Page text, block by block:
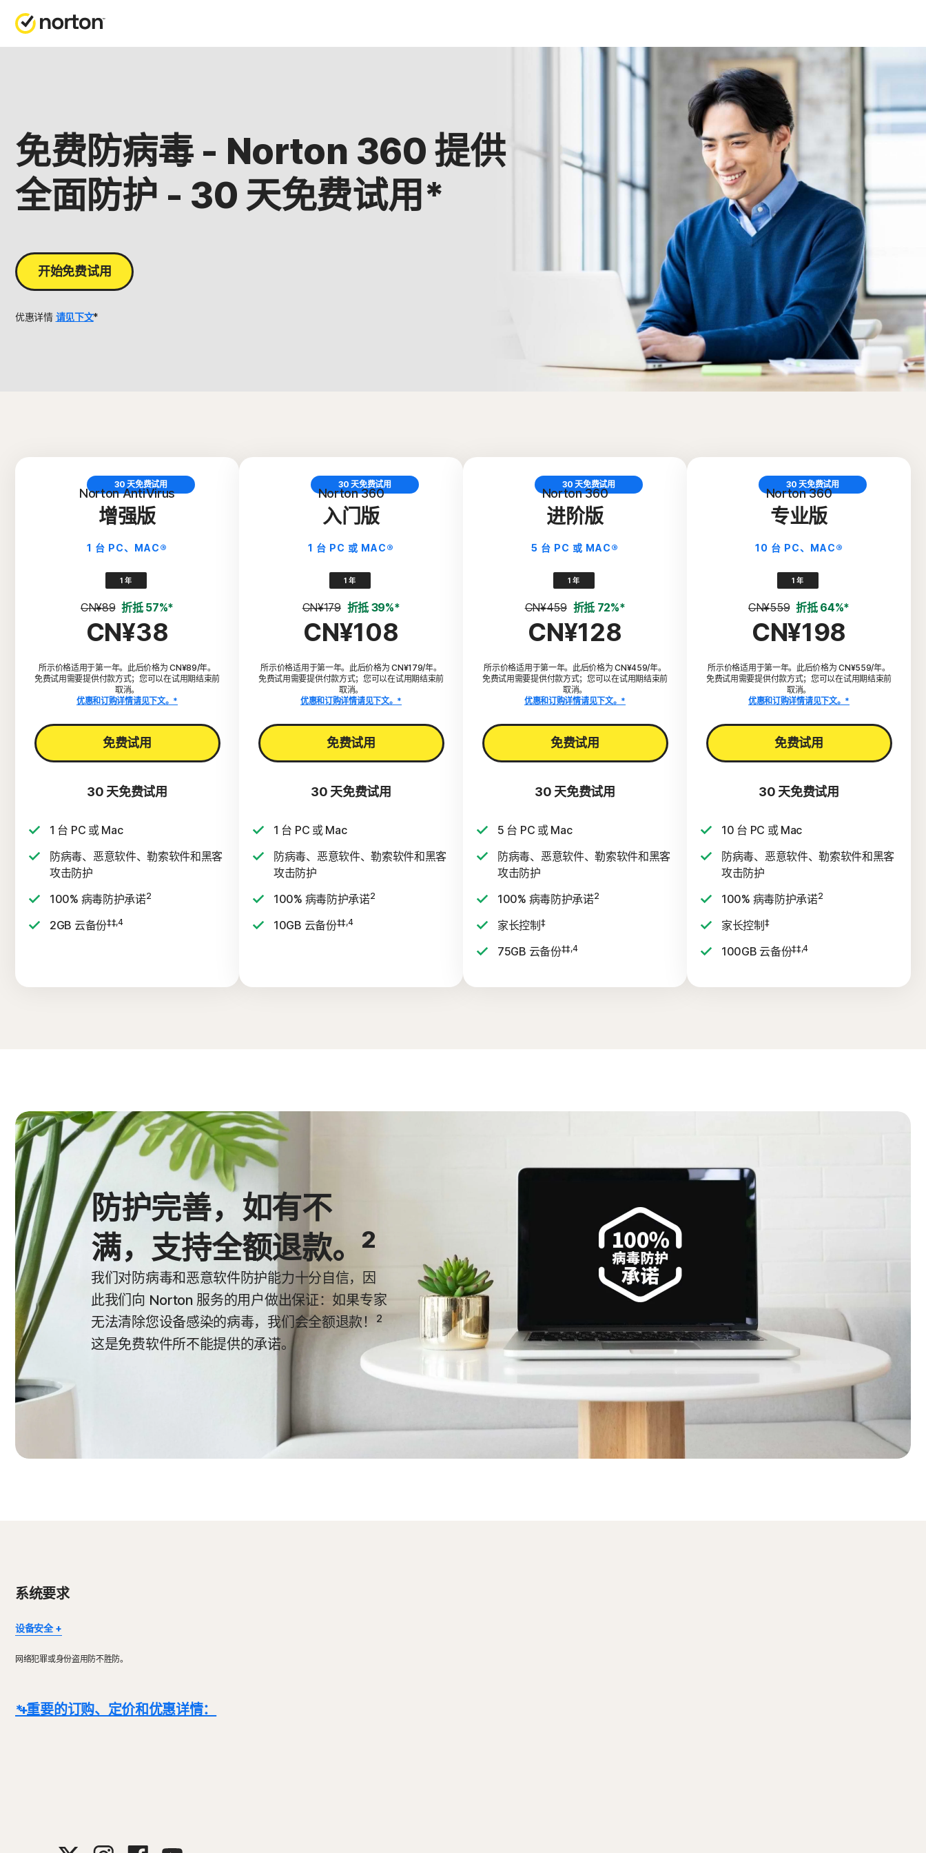
免费防病毒 - Norton 360 提供
全面防护 - 30 天免费试用*
开始免费试用
优惠详情 请见下文*
30 天免费试用
Norton AntiVirus
增强版
1 台 PC、MAC®
1 年
CN¥89 折抵 57%*
CN¥38
所示价格适用于第一年。此后价格为 CN¥89/年。
免费试用需要提供付款方式；您可以在试用期结束前
取消。
优惠和订购详情请见下文。*
免费试用
30 天免费试用
1 台 PC 或 Mac
防病毒、恶意软件、勒索软件和黑客
攻击防护
100% 病毒防护承诺2
2GB 云备份‡‡,4
30 天免费试用
Norton 360
入门版
1 台 PC 或 MAC®
1 年
CN¥179 折抵 39%*
CN¥108
所示价格适用于第一年。此后价格为 CN¥179/年。
免费试用需要提供付款方式；您可以在试用期结束前
取消。
优惠和订购详情请见下文。*
免费试用
30 天免费试用
1 台 PC 或 Mac
防病毒、恶意软件、勒索软件和黑客
攻击防护
100% 病毒防护承诺2
10GB 云备份‡‡,4
30 天免费试用
Norton 360
进阶版
5 台 PC 或 MAC®
1 年
CN¥459 折抵 72%*
CN¥128
所示价格适用于第一年。此后价格为 CN¥459/年。
免费试用需要提供付款方式；您可以在试用期结束前
取消。
优惠和订购详情请见下文。*
免费试用
30 天免费试用
5 台 PC 或 Mac
防病毒、恶意软件、勒索软件和黑客
攻击防护
100% 病毒防护承诺2
家长控制 ‡
75GB 云备份‡‡,4
30 天免费试用
Norton 360
专业版
10 台 PC、MAC®
1 年
CN¥559 折抵 64%*
CN¥198
所示价格适用于第一年。此后价格为 CN¥559/年。
免费试用需要提供付款方式；您可以在试用期结束前
取消。
优惠和订购详情请见下文。*
免费试用
30 天免费试用
10 台 PC 或 Mac
防病毒、恶意软件、勒索软件和黑客
攻击防护
100% 病毒防护承诺2
家长控制 ‡
100GB 云备份‡‡,4
防护完善，如有不
满，支持全额退款。
2
我们对防病毒和恶意软件防护能力十分自信，因
此我们向 Norton 服务的用户做出保证：如果专家
无法清除您设备感染的病毒，我们会全额退款！
2
这是免费软件所不能提供的承诺。
系统要求
设备安全
并非所有功能都支持全部设备和平台。
Mac OS 或 Windows 10 在 S 模式下不支持 Norton Family、Norton 家长控制、Norton 云备份和 SafeCam。
Windows™ 操作系统
网络犯罪或身份盗用防不胜防。
* 重要的订购、定价和优惠详情：
有条件限制。您必须自动续订带防病毒功能的设备安全服务，才可享受杀毒服务。参见